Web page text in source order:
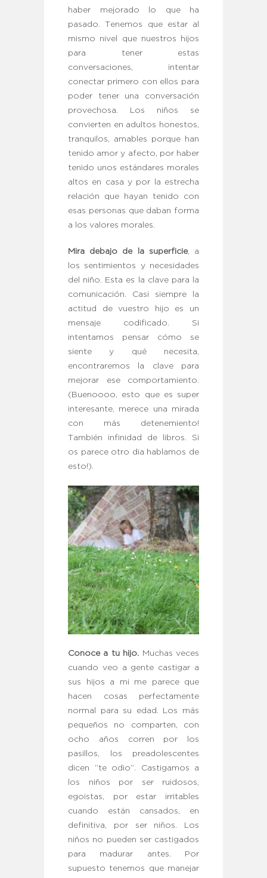
haber mejorado lo que ha
pasado. Tenemos que estar al
mismo nivel que nuestros hijos
para tener estas
conversaciones, intentar
conectar primero con ellos para
poder tener una conversación
provechosa. Los niños se
convierten en adultos honestos,
tranquilos, amables porque han
tenido amor y afecto, por haber
tenido unos estándares morales
altos en casa y por la estrecha
relación que hayan tenido con
esas personas que daban forma
a los valores morales.
Mira debajo de la superficie, a
los sentimientos y necesidades
del niño. Esta es la clave para la
comunicación. Casi siempre la
actitud de vuestro hijo es un
mensaje codificado. Si
intentamos pensar cómo se
siente y qué necesita,
encontraremos la clave para
mejorar ese comportamiento.
(Buenoooo, esto que es super
interesante, merece una mirada
con más detenemiento!
También infinidad de libros. Si
os parece otro dia hablamos de
esto!).
Conoce a tu hijo. Muchas veces
cuando veo a gente castigar a
sus hijos a mi me parece que
hacen cosas perfectamente
normal para su edad. Los más
pequeños no comparten, con
ocho años corren por los
pasillos, los preadolescentes
dicen “te odio”. Castigamos a
los niños por ser ruidosos,
egoistas, por estar irritables
cuando están cansados, en
definitiva, por ser niños. Los
niños no pueden ser castigados
para madurar antes. Por
supuesto tenemos que manejar